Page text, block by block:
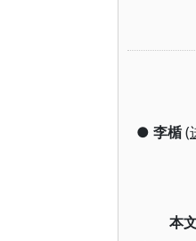
● 李楯(
本